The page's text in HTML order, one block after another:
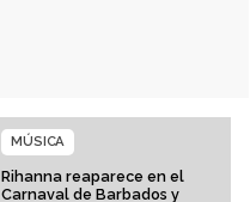
Rihanna reaparece en el
Carnaval de Barbados y
MÚSICA